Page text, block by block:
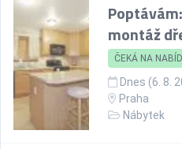
montáž
ČEKÁ NA
Dnes (6. 8.
Praha
Nábytek